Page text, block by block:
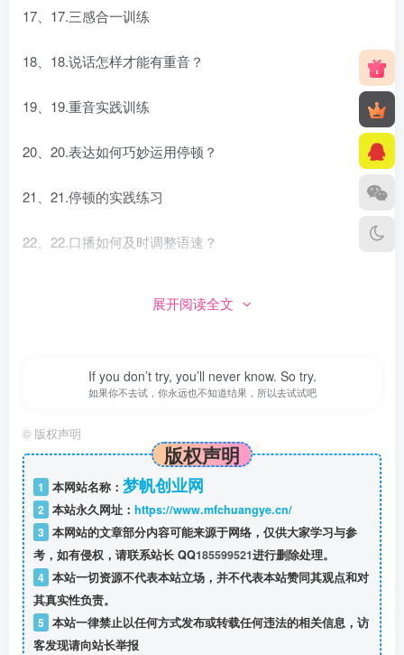
17、17.三感合一训练
18、18.说话怎样才能有重音？
19、19.重音实践训练
20、20.表达如何巧妙运用停顿？
21、21.停顿的实践练习
22、22.口播如何及时调整语速？
25、25.手势实践训练
27、27.快速提效的方法
28、28.每天必练16个口部操
学完这套口播必修课，你能彻底摆脱镜头恐惧、说话平淡、
表达僵硬，声音更好听、上镜更自然、表达有节奏、讲话有
气场，不管做短视频口播、直播带货、知识分享都能快速出
圈。
展开阅读全文
If you don’t try, you’ll never know. So try.
如果你不去试，你永远也不知道结果，所以去试试吧
© 版权声明
版权声明
1 本网站名称： 梦帆创业网
2 本站永久网址： https://www.mfchuangye.cn/
3 本网站的文章部分内容可能来源于网络，仅供大家学习与参
考，如有侵权，请联系站长 QQ185599521进行删除处理。
4 本站一切资源不代表本站立场，并不代表本站赞同其观点和对
其真实性负责。
5 本站一律禁止以任何方式发布或转载任何违法的相关信息，访
客发现请向站长举报